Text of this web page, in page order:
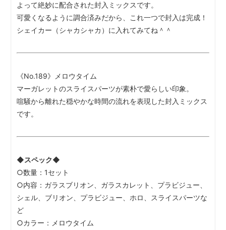
よって絶妙に配合された封入ミックスです。
可愛くなるように調合済みだから、これ一つで封入は完成！
シェイカー（シャカシャカ）に入れてみてね＾＾
《No.189》メロウタイム
マーガレットのスライスパーツが素朴で愛らしい印象。
喧騒から離れた穏やかな時間の流れを表現した封入ミックス
です。
◆スペック◆
○数量：1セット
○内容：ガラスブリオン、ガラスカレット、プラビジュー、
シェル、ブリオン、プラビジュー、ホロ、スライスパーツな
ど
○カラー：メロウタイム